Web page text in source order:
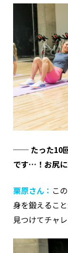
── たった10
です…！お尻に
栗原さん： こ
身を鍛えるこ
見つけてチャ